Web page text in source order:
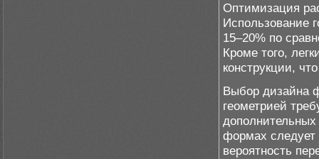
Оптимизация
Использование
15–20% по
Кроме того,
конструкции,
Выбор дизайна
геометрией
формах следует
вероятность